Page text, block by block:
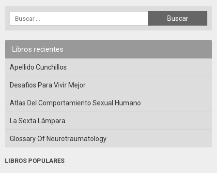
Libros recientes
Apellido Cunchillos
Desafios Para Vivir Mejor
Atlas Del Comportamiento Sexual Humano
La Sexta Lámpara
Glossary Of Neurotraumatology
LIBROS POPULARES